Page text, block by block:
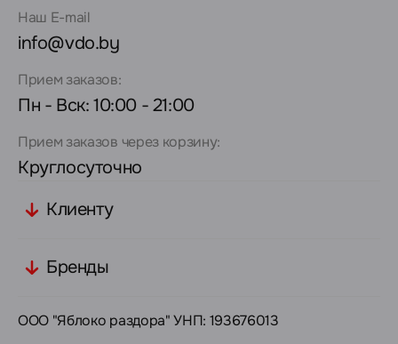
Наш E-mail
info@vdo.by
Прием заказов:
Пн - Вск: 10:00 - 21:00
Прием заказов через корзину:
Круглосуточно
Клиенту
Бренды
ООО "Яблоко раздора" УНП: 193676013